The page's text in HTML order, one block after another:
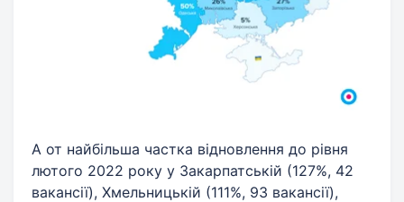
А от найбільша частка відновлення до рівня
лютого 2022 року у Закарпатській (127%, 42
вакансії), Хмельницькій (111%, 93 вакансії),